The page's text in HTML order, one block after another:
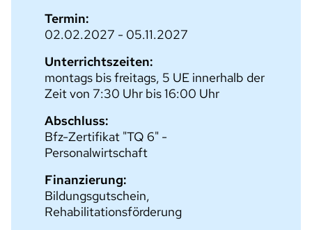
Termin:
02.02.2027 - 05.11.2027
Unterrichtszeiten:
montags bis freitags, 5 UE innerhalb der
Zeit von 7:30 Uhr bis 16:00 Uhr
Abschluss:
Bfz-Zertifikat "TQ 6" -
Personalwirtschaft
Finanzierung:
Bildungsgutschein,
Rehabilitationsförderung